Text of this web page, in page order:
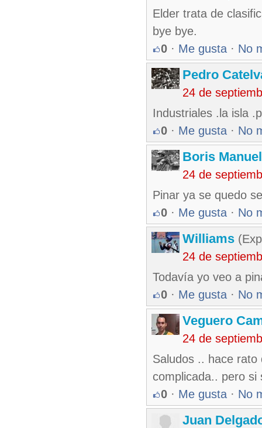
Elder trata de
bye bye.
0 · Me gusta · No
Pedro
24 de
Industriales .la isla
0 · Me gusta · No
Boris
24 de
Pinar ya se quedo
0 · Me gusta · No
Williams
24 de
Todavía yo veo a
0 · Me gusta · No
Veguero
24 de
Saludos .. hace
complicada.. pero si
0 · Me gusta · No
Juan